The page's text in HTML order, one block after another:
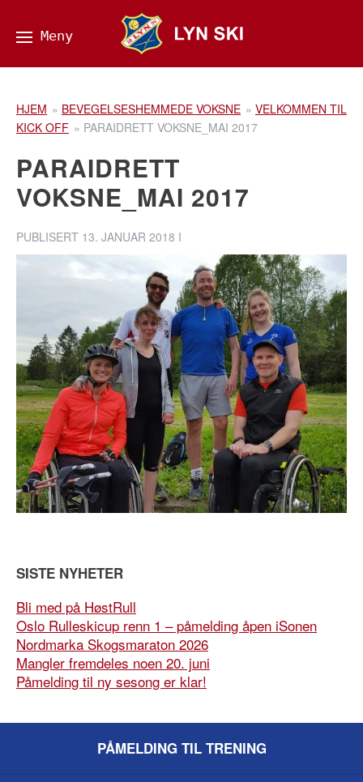
HJEM » BEVEGELSESHEMMEDE VOKSNE » VELKOMMEN TIL
KICK OFF » PARAIDRETT VOKSNE_MAI 2017
PARAIDRETT
VOKSNE_MAI 2017
PUBLISERT 13. JANUAR 2018 I
SISTE NYHETER
Bli med på HøstRull
Oslo Rulleskicup renn 1 – påmelding åpen iSonen
Nordmarka Skogsmaraton 2026
Mangler fremdeles noen 20. juni
Påmelding til ny sesong er klar!
PÅMELDING TIL TRENING